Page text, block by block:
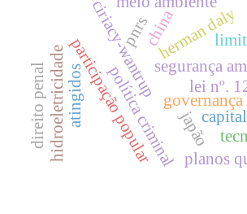
ciriacy-wantrupherman daly
segurança
política criminaljapão
participação popular
atingidos
pnrs
lei nº.
hidroeletricidade
china
governança
planos
direito penal